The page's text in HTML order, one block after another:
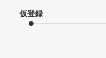
仮登録